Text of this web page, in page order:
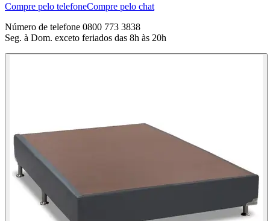
Compre pelo telefoneCompre pelo chat
Número de telefone 0800 773 3838
Seg. à Dom. exceto feriados das 8h às 20h